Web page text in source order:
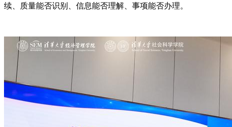
续、质量能否识别、信息能否理解、事项能否办理。